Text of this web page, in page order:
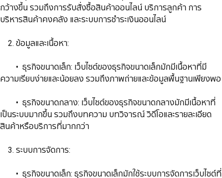
กว้างขึ้น รวมถึงการรับสั่งซื้อสินค้าออนไลน์ บริการลูกค้า การ
บริหารสินค้าคงคลัง และระบบการชำระเงินออนไลน์
​​​​​​​ 2. ข้อมูลและเนื้อหา:
​​​​​​​​​​​​​​ • ​​​​​​​ธุรกิจขนาดเล็ก: เว็บไซต์ของธุรกิจขนาดเล็กมักมีเนื้อหาที่มี
ความเรียบง่ายและน้อยลง รวมถึงภาพถ่ายและข้อมูลพื้นฐานเพียงพอ
​​​​​​​​​​​​​​ • ธุรกิจขนาดกลาง: เว็บไซต์ของธุรกิจขนาดกลางมักมีเนื้อหาที่
เป็นระบบมากขึ้น รวมถึงบทความ บทวิจารณ์ วิดีโอและรายละเอียด
สินค้าหรือบริการที่มากกว่า
​​​​​​​ 3. ระบบการจัดการ:
​​​​​​​​​​​​​​ • ธุรกิจขนาดเล็ก: ธุรกิจขนาดเล็กมักใช้ระบบการจัดการเว็บไซต์ที่